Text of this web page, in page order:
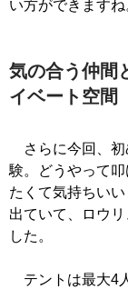
い方ができますね
気の合う仲間
イベート空間
さらに今回、初
験。どうやって
たくて気持ちい
出ていて、ロウ
した。
テントは最大4